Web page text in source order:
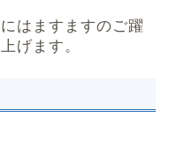
はますますのご躍
げます。